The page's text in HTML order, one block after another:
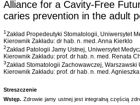
Alliance for a Cavity-Free
caries prevention in the adult
1Zakład Propedeutyki Stomatologii, Uniwersytet
Kierownik Zakładu: dr hab. n. med. Anna Kierklo
2Zakład Patologii Jamy Ustnej, Uniwersytet
Kierownik Zakładu: prof. dr hab. n. med. Renata
3Zakład Stomatologii Zachowawczej, Warszawski
Kierownik Zakładu: prof. dr hab. n. med.
Streszczenie
Wstęp.Zdrowie jamy ustnej jest integralną częścią